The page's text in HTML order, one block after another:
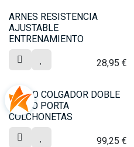
ARNES RESISTENCIA
AJUSTABLE
ENTRENAMIENTO
28,95 €
CARRO COLGADOR DOBLE
ACERO PORTA
COLCHONETAS
99,25 €